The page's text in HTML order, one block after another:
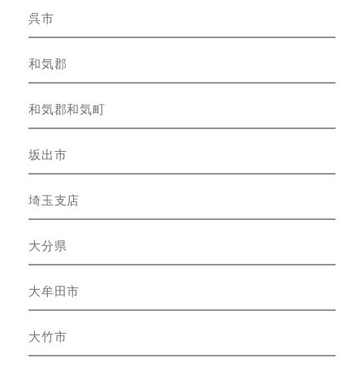
呉市
和気郡
和気郡和気町
坂出市
埼玉支店
大分県
大牟田市
大竹市